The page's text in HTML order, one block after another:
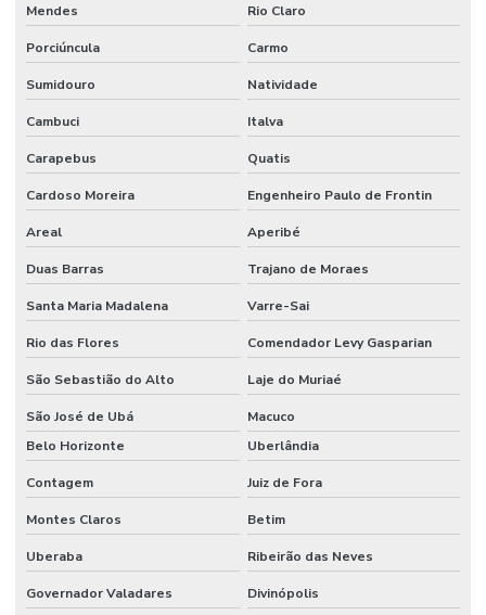
Mangote Flexivel
Mangote Para Bomba De Concreto Em Sp
Mangote Resistente A Calor Até 110 Graus
Mangueira Capilar Alta Pressão
Mangueira De Borracha Nitrílica Para Graxa
Mangueira De Pvc Reforçada
Mangueira Flat
Mangueira Flat Pvc Para Indústria
Mangueira Hidráulica
Mangueira Hidráulica Alta Pressão
Mangueira Pneumática
Mendes Rio Claro
Porciúncula Carmo
Sumidouro Natividade
Cambuci Italva
Carapebus Quatis
Cardoso Moreira Engenheiro Paulo de Frontin
Areal Aperibé
Duas Barras Trajano de Moraes
Santa Maria Madalena Varre-Sai
Rio das Flores Comendador Levy Gasparian
São Sebastião do Alto Laje do Muriaé
São José de Ubá
Macuco
Belo Horizonte
Uberlândia
Contagem Juiz de Fora
Montes Claros Betim
Uberaba Ribeirão das Neves
Governador Valadares Divinópolis